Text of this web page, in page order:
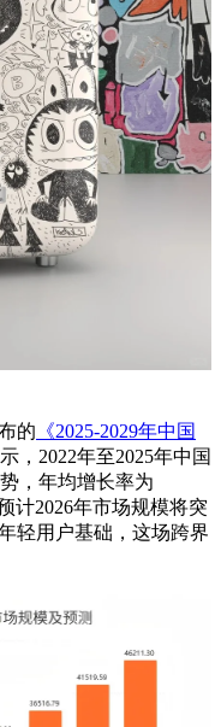
的 《2025-2029年中国
，2022年至2025年中国
，年均增长率为
计2026年市场规模将突
轻用户基础，这场跨界